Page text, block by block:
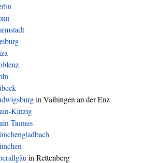
in Vaihingen an der Enz
Kinzig
Taunus
in Rettenberg